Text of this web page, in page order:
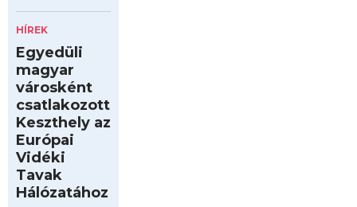
HÍREK
Egyedüli
magyar
városként
csatlakozott
Keszthely az
Európai
Vidéki
Tavak
Hálózatához